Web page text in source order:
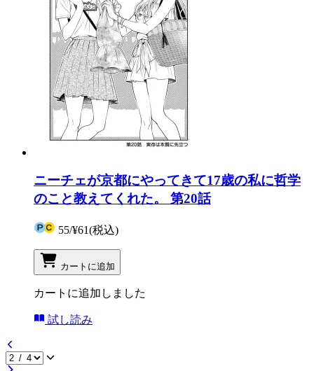
ニーチェが京都にやってきて17歳の私に哲学
のこと教えてくれた。 第20話
55/¥61(税込)
カートに追加
カートに追加しました
試し読み